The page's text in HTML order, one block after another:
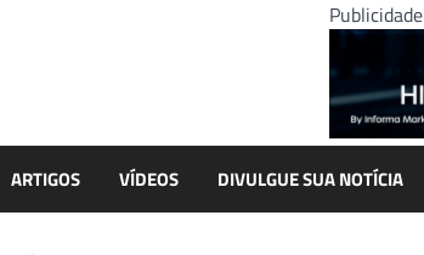
Publicidade
ARTIGOS VÍDEOS DIVULGUE SUA NOTÍCIA